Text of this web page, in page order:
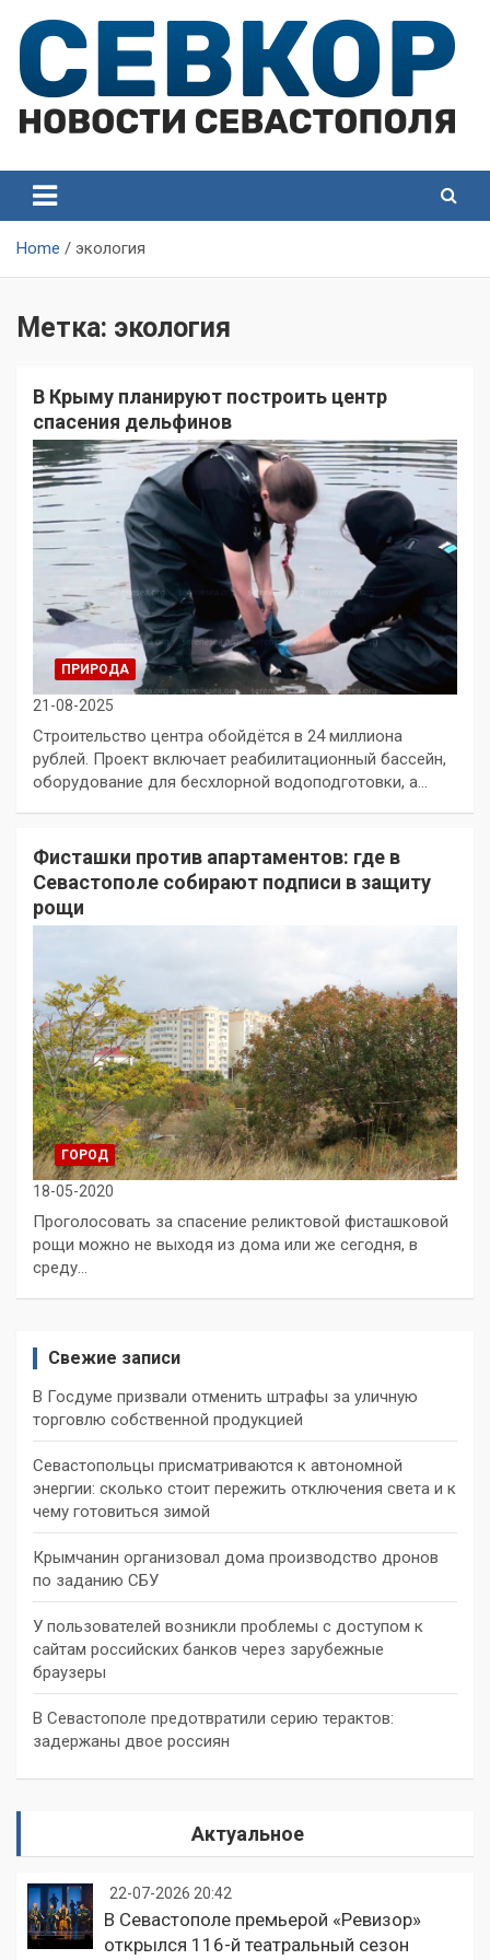
content
Севастополя
Севастополя
Home экология
Метка: экология
В Крыму планируют построить центр
спасения дельфинов
ПРИРОДА
21-08-2025
Строительство центра обойдётся в 24 миллиона
рублей. Проект включает реабилитационный бассейн,
оборудование для бесхлорной водоподготовки, а…
Фисташки против апартаментов: где в
Севастополе собирают подписи в защиту
рощи
ГОРОД
18-05-2020
Проголосовать за спасение реликтовой фисташковой
рощи можно не выходя из дома или же сегодня, в
среду…
Свежие записи
В Госдуме призвали отменить штрафы за уличную
торговлю собственной продукцией
Севастопольцы присматриваются к автономной
энергии: сколько стоит пережить отключения света и к
чему готовиться зимой
Крымчанин организовал дома производство дронов
по заданию СБУ
У пользователей возникли проблемы с доступом к
сайтам российских банков через зарубежные
браузеры
В Севастополе предотвратили серию терактов:
задержаны двое россиян
Актуальное
22-07-2026 20:42
В Севастополе премьерой «Ревизор»
открылся 116-й театральный сезон